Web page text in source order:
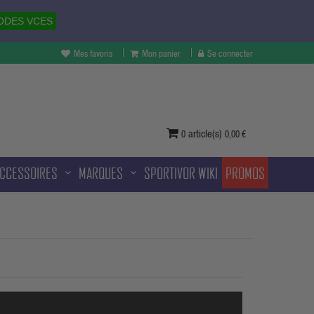
VCES
à Melun et sans fraisMes favoris Mon panier Se connecter
0 article(s) 0,00 €
MARQUES SPORTIVOR WIKI PROMOS